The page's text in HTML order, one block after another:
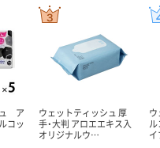
ュ ア
コッ
ウェットティッシュ 厚
手・大判 アロエエキス入
オリジナルウ…
ウ
ル